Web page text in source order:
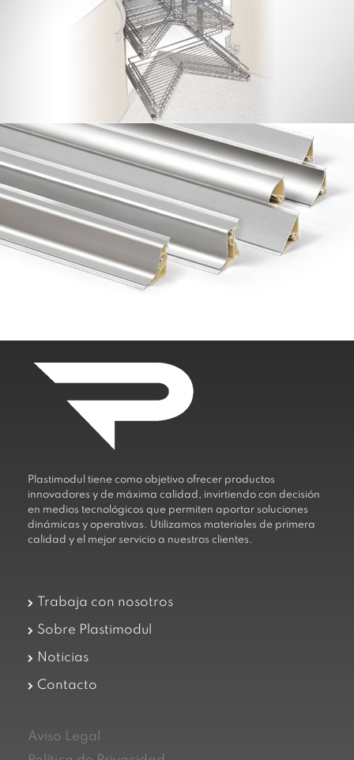
Swiveling 270° with runners
Copetes
Plastimodul tiene como objetivo ofrecer productos
innovadores y de máxima calidad, invirtiendo con decisión
en medios tecnológicos que permiten aportar soluciones
dinámicas y operativas. Utilizamos materiales de primera
calidad y el mejor servicio a nuestros clientes.
Trabaja con nosotros
Sobre Plastimodul
Noticias
Contacto
Aviso Legal